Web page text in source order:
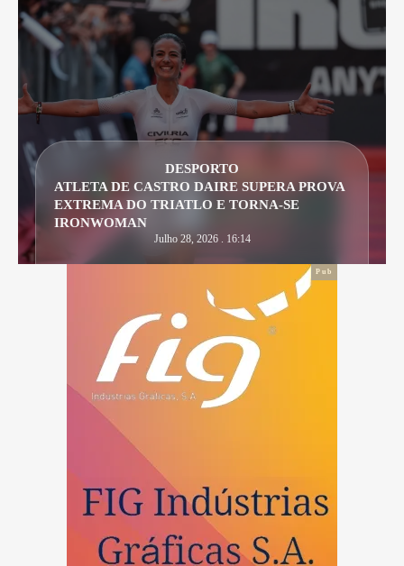
DESPORTO
ATLETA DE CASTRO DAIRE SUPERA PROVA
EXTREMA DO TRIATLO E TORNA-SE
IRONWOMAN
Julho 28, 2026 . 16:14
Pub